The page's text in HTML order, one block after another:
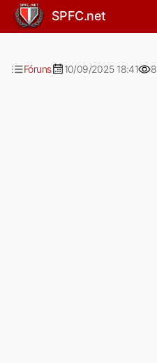
[off] todos sócios
SPFC.net
Fóruns 10/09/2025 18:41